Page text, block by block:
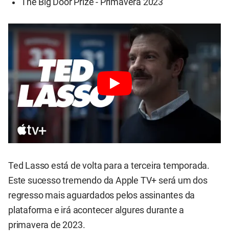
Ted Lasso está de volta para a terceira temporada.
Este sucesso tremendo da Apple TV+ será um dos
regresso mais aguardados pelos assinantes da
plataforma e irá acontecer algures durante a
primavera de 2023.